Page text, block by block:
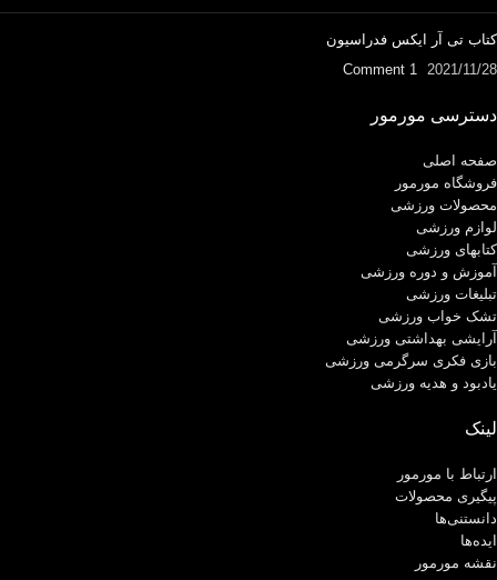
کتاب تی آر ایکس فدراسیون
2021/11/28
1 Comment
دسترسی مورمور
صفحه اصلی
فروشگاه مورمور
محصولات ورزشی
لوازم ورزشی
کتابهای ورزشی
آموزش و دوره ورزشی
تبلیغات ورزشی
تشک خواب ورزشی
آرایشی بهداشتی ورزشی
بازی فکری سرگرمی ورزشی
یادبود و هدیه ورزشی
لینک
ارتباط با مورمور
پیگیری محصولات
دانستنی‌ها
ایده‌ها
نقشه مورمور